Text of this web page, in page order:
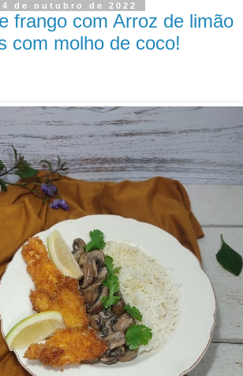
de outubro de 2022
frango com Arroz de limão
com molho de coco!